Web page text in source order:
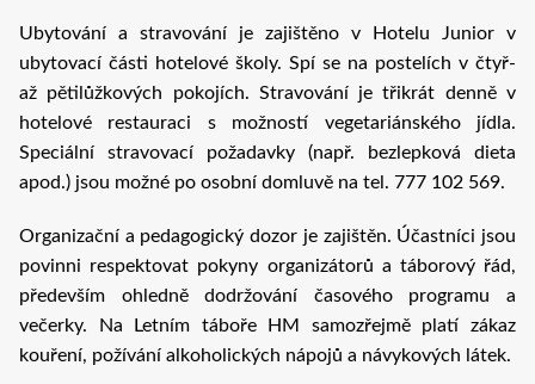
Ubytování a stravování je zajištěno v Hotelu Junior v
ubytovací části hotelové školy. Spí se na postelích v čtyř-
až pětilůžkových pokojích. Stravování je třikrát denně v
hotelové restauraci s možností vegetariánského jídla.
Speciální stravovací požadavky (např. bezlepková dieta
apod.) jsou možné po osobní domluvě na tel. 777 102 569.
Organizační a pedagogický dozor je zajištěn. Účastníci jsou
povinni respektovat pokyny organizátorů a táborový řád,
především ohledně dodržování časového programu a
večerky. Na Letním táboře HM samozřejmě platí zákaz
kouření, požívání alkoholických nápojů a návykových látek.